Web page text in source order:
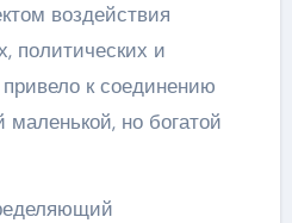
воздействия
политических и
к соединению
маленькой, но богатой